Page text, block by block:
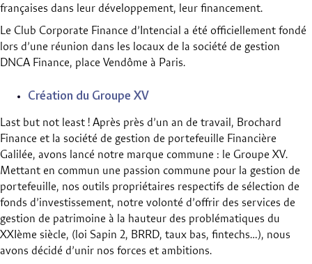
françaises dans leur développement, leur financement.
Le Club Corporate Finance d’Intencial a été officiellement fondé
lors d’une réunion dans les locaux de la société de gestion
DNCA Finance, place Vendôme à Paris.
Création du Groupe XV
Last but not least ! Après près d’un an de travail, Brochard
Finance et la société de gestion de portefeuille Financière
Galilée, avons lancé notre marque commune : le Groupe XV.
Mettant en commun une passion commune pour la gestion de
portefeuille, nos outils propriétaires respectifs de sélection de
fonds d’investissement, notre volonté d’offrir des services de
gestion de patrimoine à la hauteur des problématiques du
XXIème siècle, (loi Sapin 2, BRRD, taux bas, fintechs…), nous
avons décidé d’unir nos forces et ambitions.